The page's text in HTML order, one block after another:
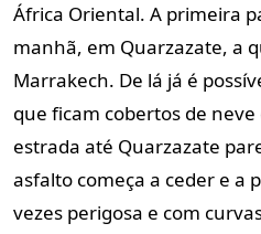
África Oriental. A primeira
manhã, em Quarzazate, a
Marrakech. De lá já é
que ficam cobertos de
estrada até Quarzazate
asfalto começa a ceder e a
vezes perigosa e com